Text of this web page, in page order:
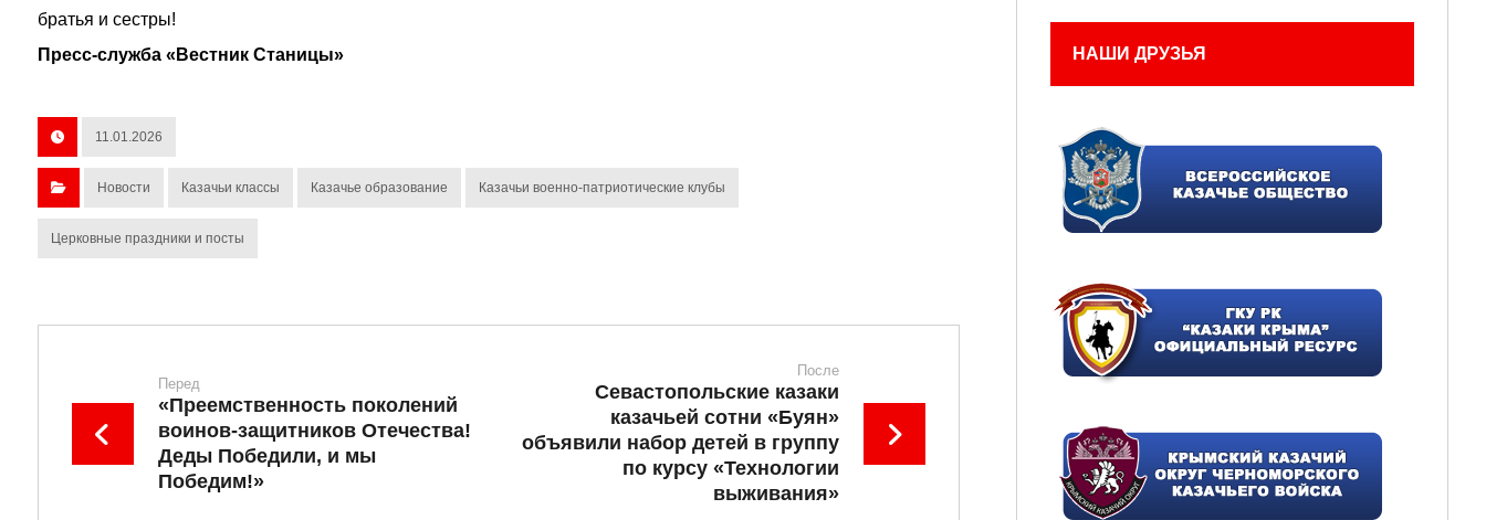
братья и сестры!
Пресс-служба «Вестник Станицы»
11.01.2026
Новости Казачьи классы Казачье образование Казачьи военно-патриотические клубы
Церковные праздники и посты
Перед
«Преемственность поколений
воинов-защитников Отечества!
Деды Победили, и мы
Победим!»
После
Севастопольские казаки
казачьей сотни «Буян»
объявили набор детей в группу
по курсу «Технологии
выживания»
НАШИ ДРУЗЬЯ